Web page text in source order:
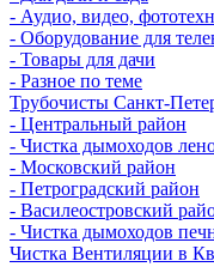
- Аудио, видео,
- Оборудование для
- Товары для дачи
- Разное по теме
Трубочисты Санкт-
- Центральный район
- Чистка дымоходов
- Московский район
- Петроградский район
- Василеостровский
- Чистка дымоходов
Чистка Вентиляции в